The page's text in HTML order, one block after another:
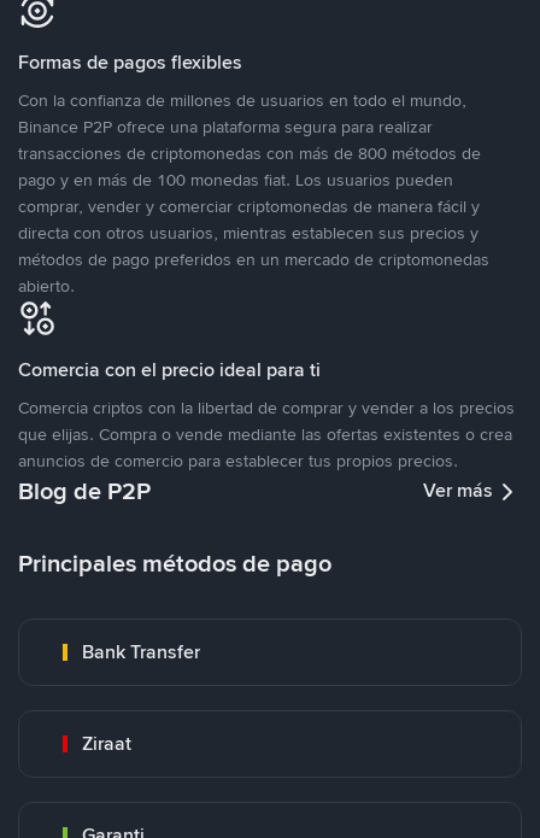
Formas de pagos flexibles
Con la confianza de millones de usuarios en todo el mundo,
Binance P2P ofrece una plataforma segura para realizar
transacciones de criptomonedas con más de 800 métodos de
pago y en más de 100 monedas fiat. Los usuarios pueden
comprar, vender y comerciar criptomonedas de manera fácil y
directa con otros usuarios, mientras establecen sus precios y
métodos de pago preferidos en un mercado de criptomonedas
abierto.
Comercia con el precio ideal para ti
Comercia criptos con la libertad de comprar y vender a los precios
que elijas. Compra o vende mediante las ofertas existentes o crea
anuncios de comercio para establecer tus propios precios.
Blog de P2P Ver más
Principales métodos de pago
Bank Transfer
Ziraat